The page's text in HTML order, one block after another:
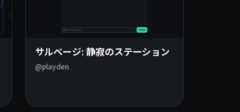
サルベージ: 静寂のステーション
@playden